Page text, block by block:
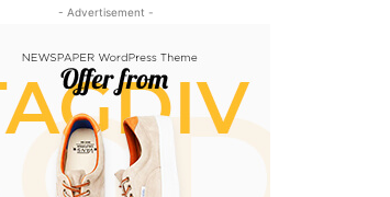
- Advertisement -